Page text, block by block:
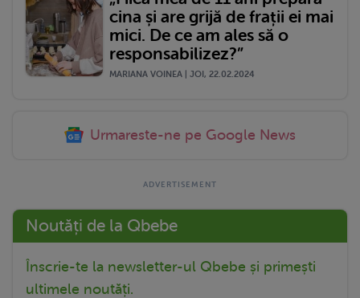
cina și are grijă de frații ei mai
mici. De ce am ales să o
responsabilizez?”
MARIANA VOINEA | JOI, 22.02.2024
Urmareste-ne pe Google News
Noutăți de la Qbebe
Înscrie-te la newsletter-ul Qbebe și primești
ultimele noutăți.